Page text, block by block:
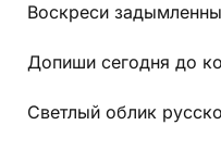
Воскреси
Допиши сегодня до
Светлый облик